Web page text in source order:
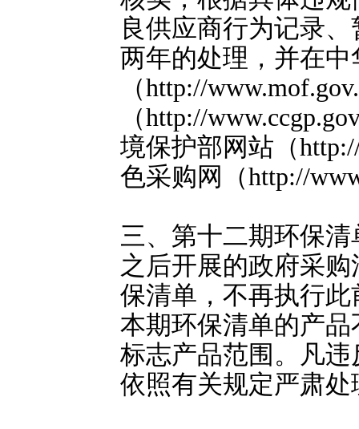
良供应商行为记录
两年的处理，并在
（http://
（http://
境保护部网站（
色采购网（http://
三、第十二期环保
之后开展的政府采
保清单，不再执行
本期环保清单的产
标志产品范围。凡
依照有关规定严肃处